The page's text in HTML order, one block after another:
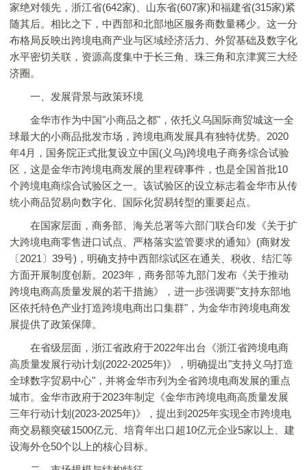
家绝对领先，浙江省(642家)、山东省(607家)和福建省(315家)紧
随其后。相比之下，中西部和北部地区服务商数量稀少。这一分
布格局反映出跨境电商产业与区域经济活力、外贸基础及数字化
水平密切关联，资源高度集中于长三角、珠三角和京津冀三大经
济圈。
一、发展背景与政策环境
金华市作为中国"小商品之都"，依托义乌国际商贸城这一全
球最大的小商品批发市场，跨境电商发展具有独特优势。2020
年4月，国务院正式批复设立中国(义乌)跨境电子商务综合试验
区，这是金华市跨境电商发展的里程碑事件，也是全国首批10
个跨境电商综合试验区之一。该试验区的设立标志着金华市从传
统小商品贸易向数字化、国际化贸易转型的重要起点。
在国家层面，商务部、海关总署等六部门联合印发《关于扩
大跨境电商零售进口试点、严格落实监管要求的通知》(商财发
〔2021〕39号)，明确支持中西部综试区在通关、税收、结汇等
方面开展制度创新。2023年，商务部等九部门发布《关于推动
跨境电商高质量发展的若干措施》，进一步强调要"支持东部地
区依托特色产业打造跨境电商出口集群"，为金华市跨境电商发
展提供了政策保障。
在省级层面，浙江省政府于2022年出台《浙江省跨境电商
高质量发展行动计划(2022-2025年)》，明确提出"支持义乌打造
全球数字贸易中心"，并将金华市列为全省跨境电商发展的重点
城市。金华市政府于2023年制定《金华市跨境电商高质量发展
三年行动计划(2023-2025年)》，提出到2025年实现全市跨境电
商交易额突破1500亿元、培育年出口超10亿元企业5家以上、建
设海外仓50个以上的核心目标。